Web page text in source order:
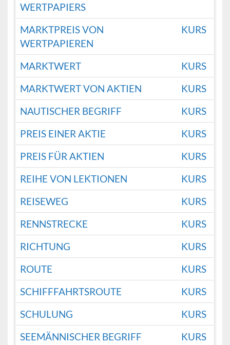
WERTPAPIERS
MARKTPREIS VON
WERTPAPIEREN
KURS
MARKTWERT
KURS
MARKTWERT VON AKTIEN
KURS
NAUTISCHER BEGRIFF
KURS
PREIS EINER AKTIE
KURS
PREIS FÜR AKTIEN
KURS
REIHE VON LEKTIONEN
KURS
REISEWEG
KURS
RENNSTRECKE
KURS
RICHTUNG
KURS
ROUTE
KURS
SCHIFFFAHRTSROUTE
KURS
SCHULUNG
KURS
SEEMÄNNISCHER BEGRIFF
KURS